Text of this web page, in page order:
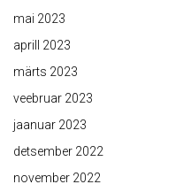
mai 2023
aprill 2023
märts 2023
veebruar 2023
jaanuar 2023
detsember 2022
november 2022